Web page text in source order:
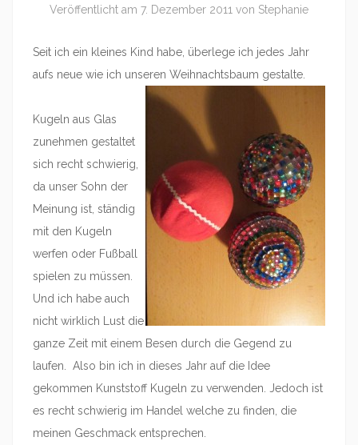
Veröffentlicht am 7. Dezember 2011 von Stephanie
Seit ich ein kleines Kind habe, überlege ich jedes Jahr
aufs neue wie ich unseren Weihnachtsbaum gestalte.
Kugeln aus Glas
zunehmen gestaltet
sich recht schwierig,
da unser Sohn der
Meinung ist, ständig
mit den Kugeln
werfen oder Fußball
spielen zu müssen.
Und ich habe auch
nicht wirklich Lust die
ganze Zeit mit einem Besen durch die Gegend zu
laufen. Also bin ich in dieses Jahr auf die Idee
gekommen Kunststoff Kugeln zu verwenden. Jedoch ist
es recht schwierig im Handel welche zu finden, die
meinen Geschmack entsprechen.